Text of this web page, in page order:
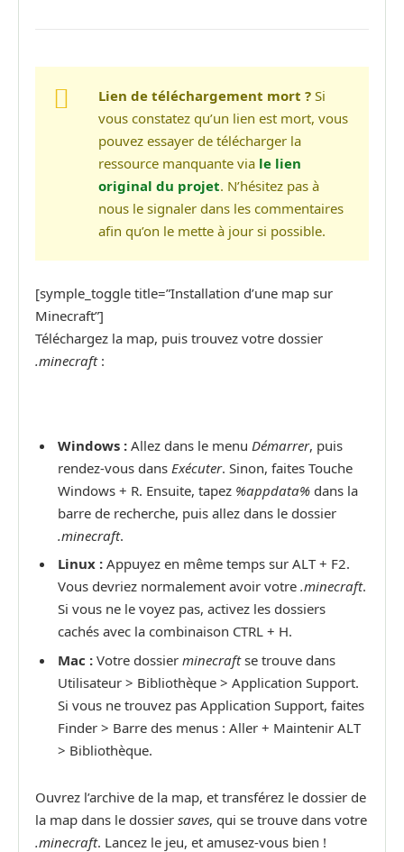
Lien de téléchargement mort ? Si
vous constatez qu’un lien est mort, vous
pouvez essayer de télécharger la
ressource manquante via le lien
original du projet. N’hésitez pas à
nous le signaler dans les commentaires
afin qu’on le mette à jour si possible.
[symple_toggle title=”Installation d’une map sur
Minecraft”]
Téléchargez la map, puis trouvez votre dossier
.minecraft:
Windows : Allez dans le menu Démarrer, puis
rendez-vous dans Exécuter. Sinon, faites Touche
Windows + R. Ensuite, tapez %appdata% dans la
barre de recherche, puis allez dans le dossier
.minecraft.
Linux : Appuyez en même temps sur ALT + F2.
Vous devriez normalement avoir votre .minecraft.
Si vous ne le voyez pas, activez les dossiers
cachés avec la combinaison CTRL + H.
Mac : Votre dossier minecraftse trouve dans
Utilisateur > Bibliothèque > Application Support.
Si vous ne trouvez pas Application Support, faites
Finder > Barre des menus : Aller + Maintenir ALT
> Bibliothèque.
Ouvrez l’archive de la map, et transférez le dossier de
la map dans le dossier saves, qui se trouve dans votre
.minecraft. Lancez le jeu, et amusez-vous bien !